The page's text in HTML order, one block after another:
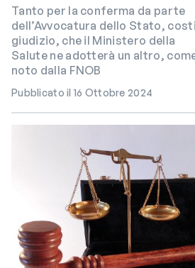
Tanto per la conferma da parte
dell’Avvocatura dello Stato,
giudizio, che il Ministero della
Salute ne adotterà un altro,
noto dalla FNOB
Pubblicato il 16 Ottobre 2024